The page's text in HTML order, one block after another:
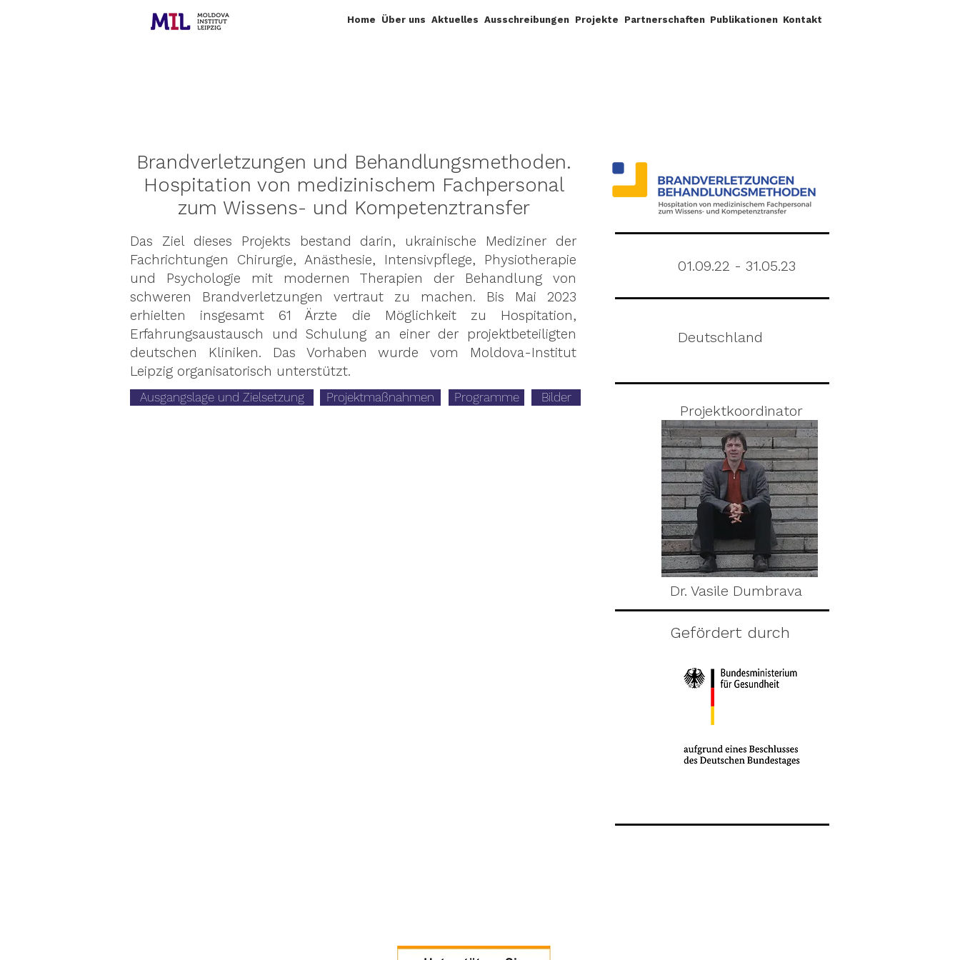
Home Über uns Aktuelles Ausschreibungen Projekte Partnerschaften Publikationen Kontakt
Brandverletzungen und Behandlungsmethoden.
Hospitation von medizinischem Fachpersonal
zum Wissens- und Kompetenztransfer
Das Ziel dieses Projekts bestand darin, ukrainische Mediziner der
Fachrichtungen Chirurgie, Anästhesie, Intensivpflege, Physiotherapie
und Psychologie mit modernen Therapien der Behandlung von
schweren Brandverletzungen vertraut zu machen. Bis Mai 2023
erhielten insgesamt 61 Ärzte die Möglichkeit zu Hospitation,
Erfahrungsaustausch und Schulung an einer der projektbeteiligten
deutschen Kliniken. Das Vorhaben wurde vom Moldova-Institut
Leipzig organisatorisch unterstützt.
01.09.22 - 31.05.23
Deutschland
Ausgangslage und Zielsetzung Projektmaßnahmen Programme Bilder
Projektkoordinator
Dr. Vasile Dumbrava
Gefördert durch